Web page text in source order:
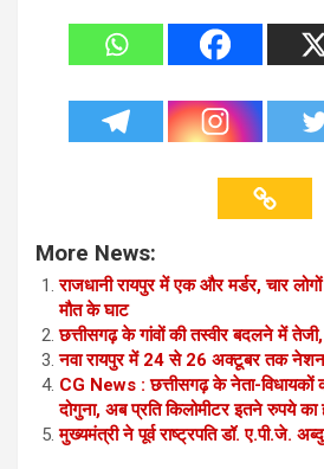
More News:
राजधानी रायपुर में एक और मर्डर, चार
मौत के घाट
छत्तीसगढ़ के गांवों की तस्वीर बदलने में
नवा रायपुर में 24 से 26 अक्टूबर तक
CG News : छत्तीसगढ़ के नेता-विधायकों
दोगुना, अब प्रति किलोमीटर इतने रुपये का
मुख्यमंत्री ने पूर्व राष्ट्रपति डॉ. ए.पी.जे.